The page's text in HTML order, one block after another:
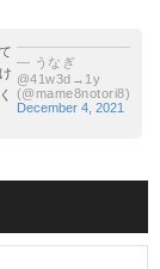
— うなぎ
@41w3d→1y
(@mame8notori8)
December 4, 2021